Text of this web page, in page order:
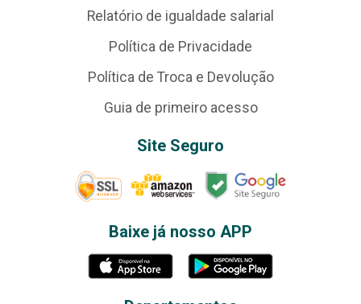
Relatório de igualdade salarial
Política de Privacidade
Política de Troca e Devolução
Guia de primeiro acesso
Site Seguro
Baixe já nosso APP